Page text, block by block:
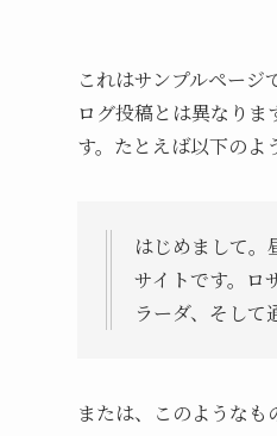
これはサンプルペー
ログ投稿とは異なり
す。たとえば以下のよ
はじめまして。
サイトです。ロ
ラーダ、そして
または、このようなも